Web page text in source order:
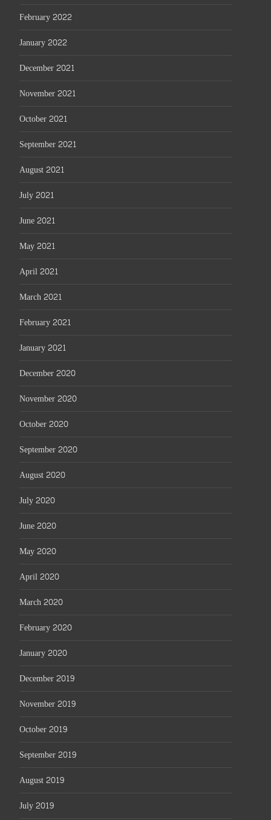
February 2022
January 2022
December 2021
November 2021
October 2021
September 2021
August 2021
July 2021
June 2021
May 2021
April 2021
March 2021
February 2021
January 2021
December 2020
November 2020
October 2020
September 2020
August 2020
July 2020
June 2020
May 2020
April 2020
March 2020
February 2020
January 2020
December 2019
November 2019
October 2019
September 2019
August 2019
July 2019